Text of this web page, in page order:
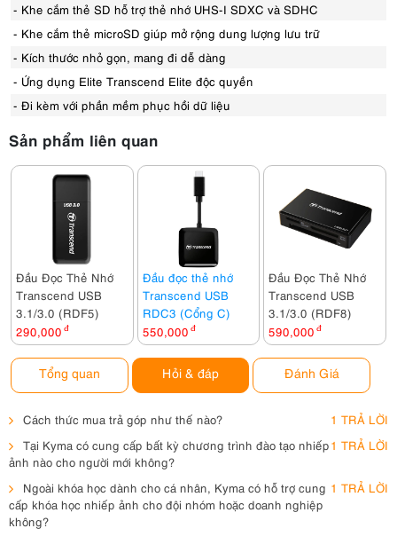
- Khe cắm thẻ SD hỗ trợ thẻ nhớ UHS-I SDXC và SDHC
- Khe cắm thẻ microSD giúp mở rộng dung lượng lưu trữ
- Kích thước nhỏ gọn, mang đi dễ dàng
- Ứng dụng Elite Transcend Elite độc ​​quyền
- Đi kèm với phần mềm phục hồi dữ liệu
Sản phẩm liên quan
Đầu Đọc Thẻ Nhớ
Transcend USB
3.1/3.0 (RDF5)
290,000 đ
Đầu đọc thẻ nhớ
Transcend USB
RDC3 (Cổng C)
550,000 đ
Đầu Đọc Thẻ Nhớ
Transcend USB
3.1/3.0 (RDF8)
590,000 đ
Tổng quan Hỏi & đáp Đánh Giá
Cách thức mua trả góp như thế nào?
1 TRẢ LỜI
Tại Kyma có cung cấp bất kỳ chương trình đào tạo nhiếp
ảnh nào cho người mới không?
1 TRẢ LỜI
Ngoài khóa học dành cho cá nhân, Kyma có hỗ trợ cung
cấp khóa học nhiếp ảnh cho đội nhóm hoặc doanh nghiệp
không?
1 TRẢ LỜI